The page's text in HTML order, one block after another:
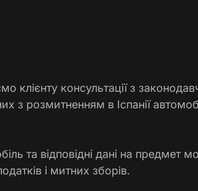
клієнту консультації з
з розмитненням в Іспанії
та відповідні дані на предмет
і митних зборів.